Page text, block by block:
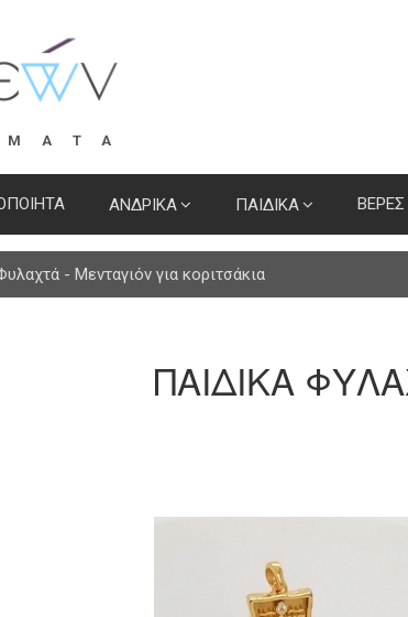
ΑΝΔΡΙΚΑ ΠΑΙΔΙΚΑ ΒΕΡΕΣ
- Μενταγιόν για κοριτσάκια
ΠΑΙΔΙΚΑ